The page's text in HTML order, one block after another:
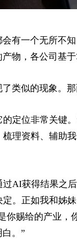
有一个无所不
物，各公司基
类似的现象。
定位非常关键
理资料、辅助
AI获得结果之
。正如我和姊
你赐给的产业
。”